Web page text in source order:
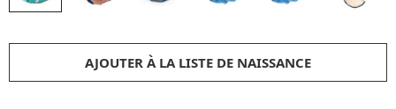
AJOUTER À LA LISTE DE NAISSANCE